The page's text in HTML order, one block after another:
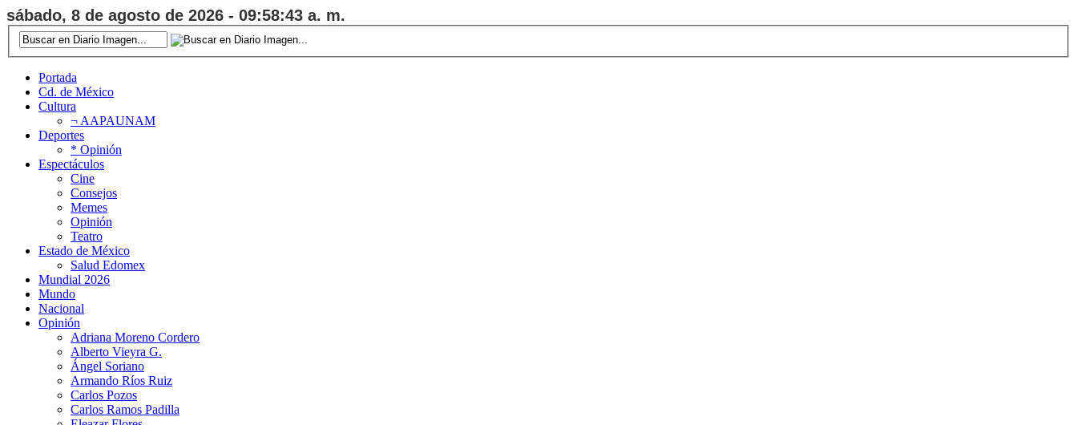
sábado, 8 de agosto de 2026 - 09:58:44 a. m.
Portada
Cd. de México
Cultura
¬ AAPAUNAM
Deportes
* Opinión
Espectáculos
Cine
Consejos
Memes
Opinión
Teatro
Estado de México
Salud Edomex
Mundial 2026
Mundo
Nacional
Opinión
Adriana Moreno Cordero
Alberto Vieyra G.
Ángel Soriano
Armando Ríos Ruiz
Carlos Pozos
Carlos Ramos Padilla